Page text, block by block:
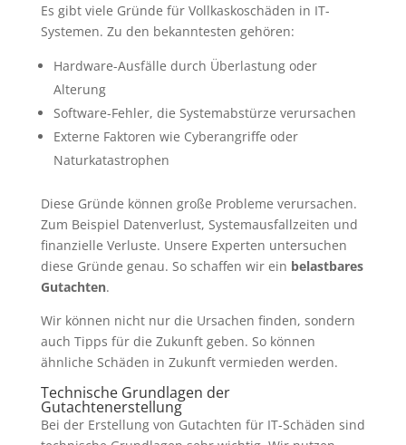
Es gibt viele Gründe für Vollkaskoschäden in IT-
Systemen. Zu den bekanntesten gehören:
Hardware-Ausfälle durch Überlastung oder
Alterung
Software-Fehler, die Systemabstürze verursachen
Externe Faktoren wie Cyberangriffe oder
Naturkatastrophen
Diese Gründe können große Probleme verursachen.
Zum Beispiel Datenverlust, Systemausfallzeiten und
finanzielle Verluste. Unsere Experten untersuchen
diese Gründe genau. So schaffen wir ein belastbares
Gutachten.
Wir können nicht nur die Ursachen finden, sondern
auch Tipps für die Zukunft geben. So können
ähnliche Schäden in Zukunft vermieden werden.
Technische Grundlagen der
Gutachtenerstellung
Bei der Erstellung von Gutachten für IT-Schäden sind